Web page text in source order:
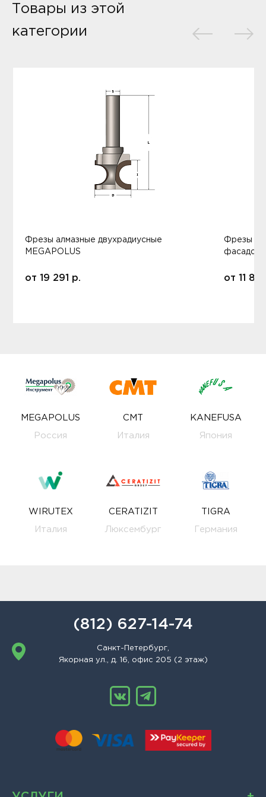
Товары из этой
категории
Фрезы алмазные двухрадиусные
MEGAPOLUS
от 19 291 р.
Фрезы
фасадов
от 11
MEGAPOLUS
Россия
CMT
Италия
KANEFUSA
Япония
WIRUTEX
Италия
CERATIZIT
Люксембург
TIGRA
Германия
(812) 627-14-74
Санкт-Петербург,
Якорная ул., д. 16, офис 205 (2 этаж)